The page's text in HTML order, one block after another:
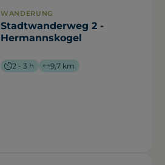
WANDERUNG
Stadtwanderweg 2 -
Hermannskogel
2 - 3 h 9,7 km